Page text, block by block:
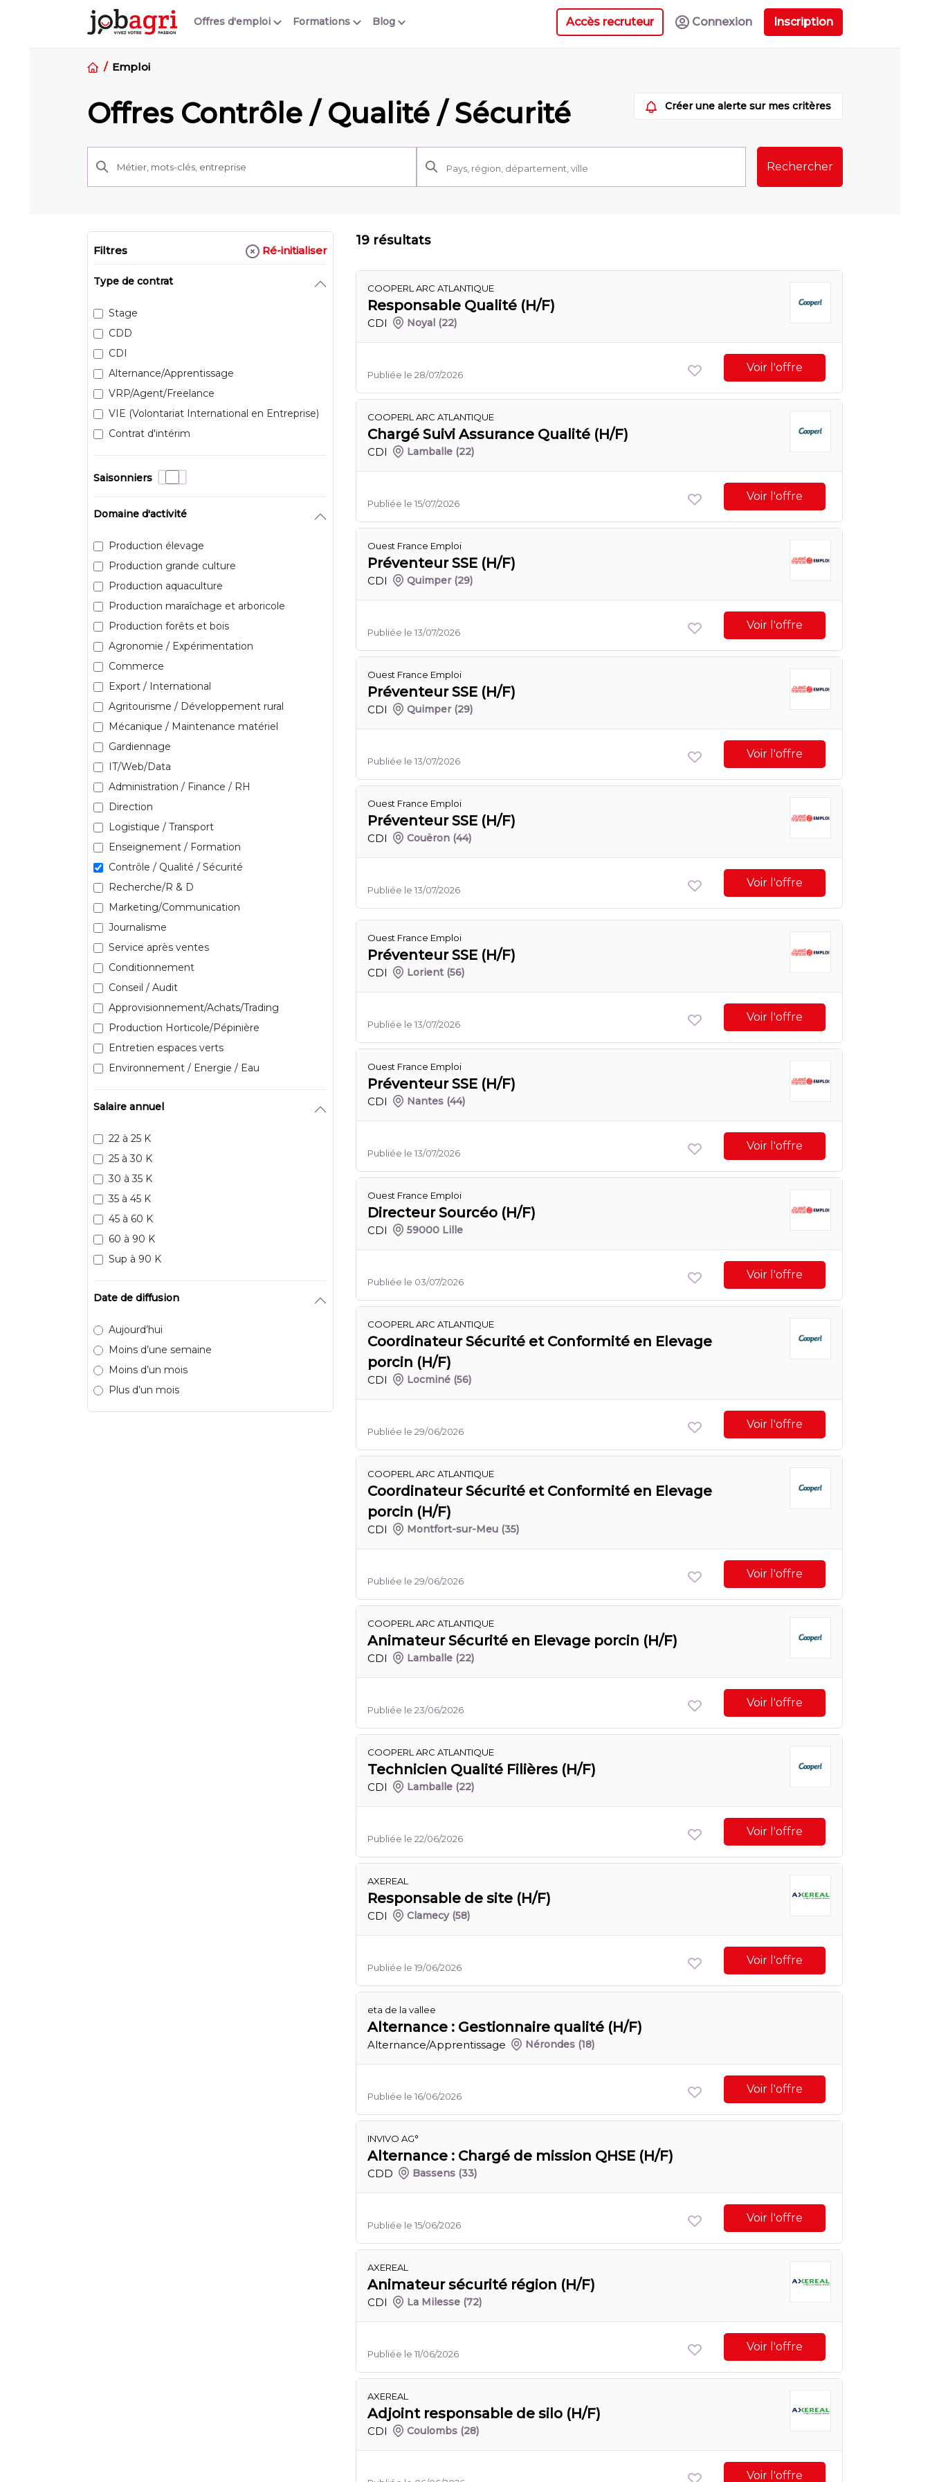
Offres d'emploi Blog
Formations Accès recruteur Connexion Inscription
Emploi
Offres Contrôle / Qualité / Sécurité Créer une alerte sur mes critères
Rechercher
Filtres Ré-initialiser
Type de contrat
Stage
CDD
CDI
Alternance/Apprentissage
VRP/Agent/Freelance
VIE (Volontariat International en Entreprise)
Contrat d'intérim
Saisonniers
Domaine d'activité
Production élevage
Production grande culture
Production aquaculture
Production maraîchage et arboricole
Production forêts et bois
Agronomie / Expérimentation
Commerce
Export / International
Agritourisme / Développement rural
Mécanique / Maintenance matériel
Gardiennage
IT/Web/Data
Administration / Finance / RH
Direction
Logistique / Transport
Enseignement / Formation
Contrôle / Qualité / Sécurité
Recherche/R & D
Marketing/Communication
Journalisme
Service après ventes
Conditionnement
Conseil / Audit
Approvisionnement/Achats/Trading
Production Horticole/Pépinière
Entretien espaces verts
Environnement / Energie / Eau
Salaire annuel
22 à 25 K
25 à 30 K
30 à 35 K
35 à 45 K
45 à 60 K
60 à 90 K
Sup à 90 K
Date de diffusion
Aujourd’hui
Moins d’une semaine
Moins d’un mois
Plus d’un mois
19 résultats
COOPERL ARC ATLANTIQUE
Responsable Qualité (H/F)
CDI Noyal (22)
Publiée le 28/07/2026
Voir l'offre
COOPERL ARC ATLANTIQUE
Chargé Suivi Assurance Qualité (H/F)
CDI Lamballe (22)
Publiée le 15/07/2026
Voir l'offre
Ouest France Emploi
Préventeur SSE (H/F)
CDI Quimper (29)
Publiée le 13/07/2026
Voir l'offre
Ouest France Emploi
Préventeur SSE (H/F)
CDI Quimper (29)
Publiée le 13/07/2026
Voir l'offre
Ouest France Emploi
Préventeur SSE (H/F)
CDI Couëron (44)
Publiée le 13/07/2026
Voir l'offre
Ouest France Emploi
Préventeur SSE (H/F)
CDI Lorient (56)
Publiée le 13/07/2026
Voir l'offre
Ouest France Emploi
Préventeur SSE (H/F)
CDI Nantes (44)
Publiée le 13/07/2026
Voir l'offre
Ouest France Emploi
Directeur Sourcéo (H/F)
CDI 59000 Lille
Publiée le 03/07/2026
Voir l'offre
COOPERL ARC ATLANTIQUE
Coordinateur Sécurité et Conformité en Elevage
porcin (H/F)
CDI Locminé (56)
Publiée le 29/06/2026
Voir l'offre
COOPERL ARC ATLANTIQUE
Coordinateur Sécurité et Conformité en Elevage
porcin (H/F)
CDI Montfort-sur-Meu (35)
Publiée le 29/06/2026
Voir l'offre
COOPERL ARC ATLANTIQUE
Animateur Sécurité en Elevage porcin (H/F)
CDI Lamballe (22)
Publiée le 23/06/2026
Voir l'offre
COOPERL ARC ATLANTIQUE
Technicien Qualité Filières (H/F)
CDI Lamballe (22)
Publiée le 22/06/2026
Voir l'offre
AXEREAL
Responsable de site (H/F)
CDI Clamecy (58)
Publiée le 19/06/2026
Voir l'offre
eta de la vallee
Alternance : Gestionnaire qualité (H/F)
Alternance/Apprentissage Nérondes (18)
Publiée le 16/06/2026
Voir l'offre
INVIVO AG°
Alternance : Chargé de mission QHSE (H/F)
CDD Bassens (33)
Publiée le 15/06/2026
Voir l'offre
AXEREAL
Animateur sécurité région (H/F)
CDI La Milesse (72)
Publiée le 11/06/2026
Voir l'offre
AXEREAL
Adjoint responsable de silo (H/F)
CDI Coulombs (28)
Voir l'offre